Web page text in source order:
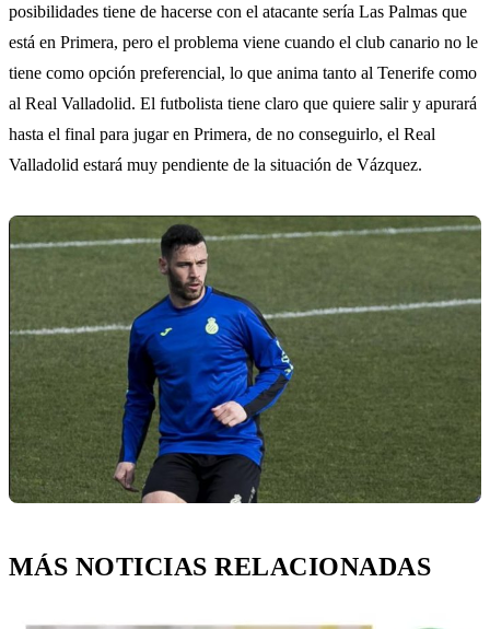
posibilidades tiene de hacerse con el atacante sería Las Palmas que
está en Primera, pero el problema viene cuando el club canario no le
tiene como opción preferencial, lo que anima tanto al Tenerife como
al Real Valladolid. El futbolista tiene claro que quiere salir y apurará
hasta el final para jugar en Primera, de no conseguirlo, el Real
Valladolid estará muy pendiente de la situación de Vázquez.
MÁS NOTICIAS RELACIONADAS